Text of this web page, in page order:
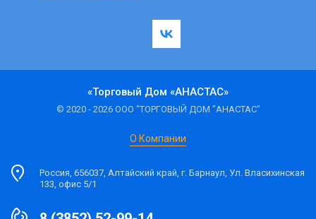
«Торговый Дом «АНАСТАС»
© 2020 - 2026 ООО "ТОРГОВЫЙ ДОМ "АНАСТАС"
О Компании
Россия, 656037, Алтайский край, г. Барнаул, Ул. Власихинская
133, офис 5/1